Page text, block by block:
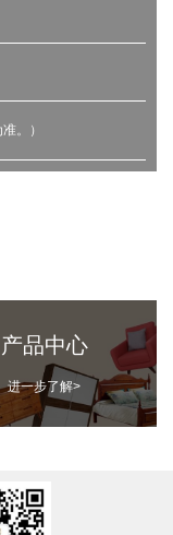
。）
产品中心
进一步了解>